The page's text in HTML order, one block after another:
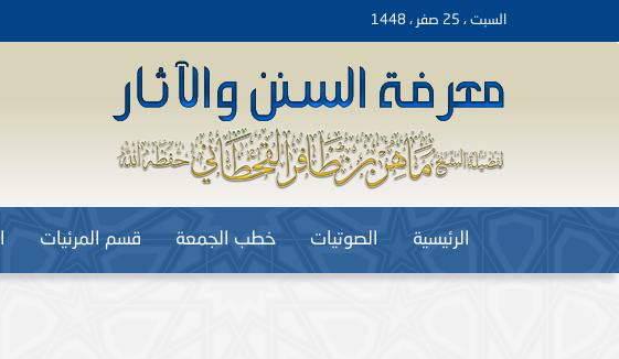
السبت ، 25 صفر ، 1448
الرئيسية الصوتيات خطب الجمعة قسم المرئيات